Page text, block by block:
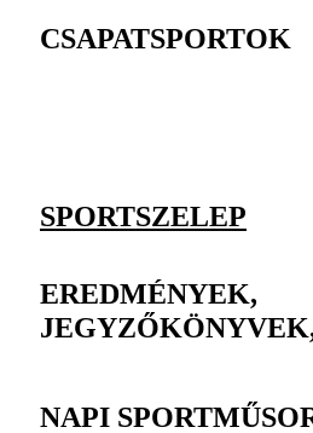
CSAPATSPORTOK
SPORTSZELEP
EREDMÉNYEK,
NAPI